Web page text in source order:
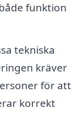
funktion
tekniska
kräver
för att
korrekt